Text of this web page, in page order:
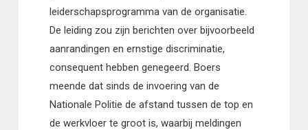
leiderschapsprogramma van de organisatie.
De leiding zou zijn berichten over bijvoorbeeld
aanrandingen en ernstige discriminatie,
consequent hebben genegeerd. Boers
meende dat sinds de invoering van de
Nationale Politie de afstand tussen de top en
de werkvloer te groot is, waarbij meldingen